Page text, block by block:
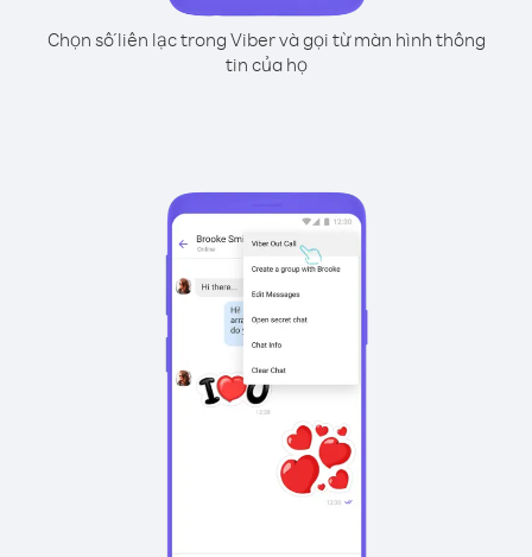
Chọn số liên lạc trong Viber và gọi từ màn hình thông
tin của họ